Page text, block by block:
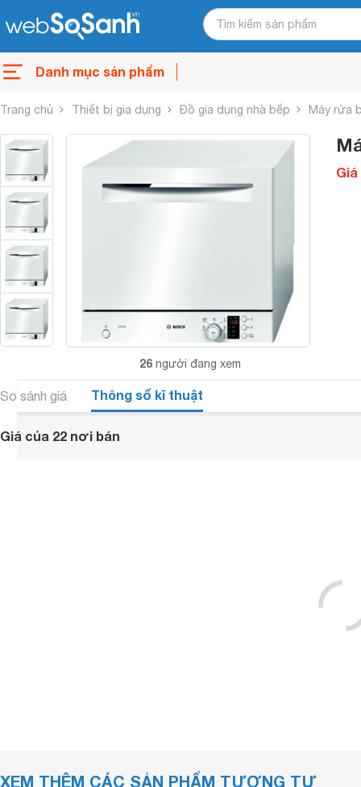
Danh mục sản phẩm
Trang chủ Thiết bị gia dụng Đồ gia dụng nhà bếp Máy rửa
26 người đang xem
Giá
So sánh giá Thông số kĩ thuật
Giá của 22 nơi bán
XEM THÊM CÁC SẢN PHẨM TƯƠNG TỰ